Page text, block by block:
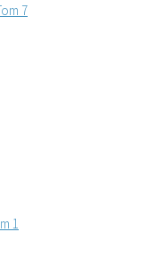
7
1